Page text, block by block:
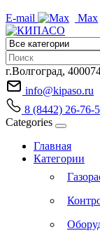
E-mail Max
г.Волгоград,
info@kipaso.ru
8 (8442) 26-76-
Categories
Главная
Категории